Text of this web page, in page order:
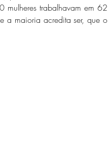
trabalhavam em 62
a maioria acredita ser, que o